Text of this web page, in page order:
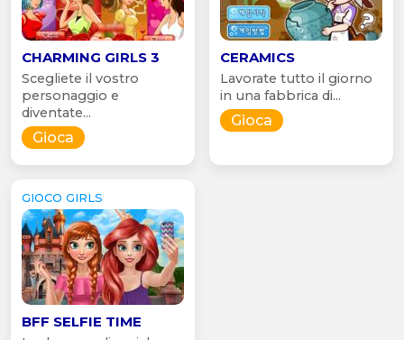
CHARMING GIRLS 3
Scegliete il vostro
personaggio e
diventate...
Gioca
CERAMICS
Lavorate tutto il giorno
in una fabbrica di...
Gioca
GIOCO GIRLS
BFF SELFIE TIME